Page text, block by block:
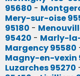
95680 -
Mery-sur-oise
95180 -
95420 - Marly-
Margency 95580
Magny-en-vexin
Luzarches 95270